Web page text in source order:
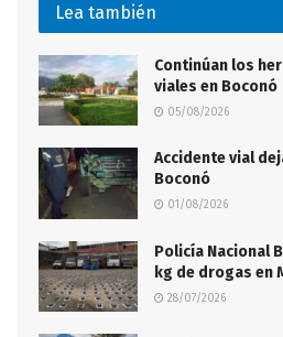
Lea también
Continúan los
viales en Boconó
05/08/2026
Accidente vial
Boconó
01/08/2026
Policía Nacional
kg de drogas en
28/07/2026